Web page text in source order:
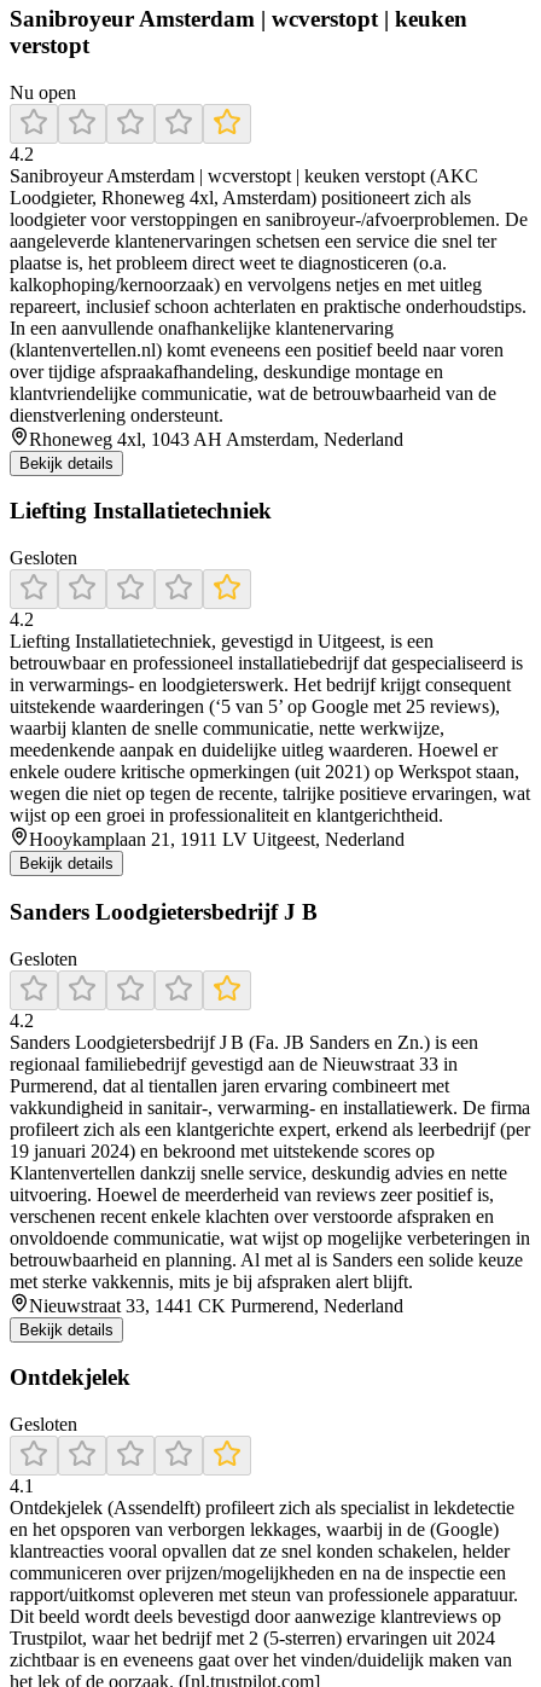
Sanibroyeur Amsterdam | wcverstopt | keuken
verstopt
Nu open
4.2
Sanibroyeur Amsterdam | wcverstopt | keuken verstopt (AKC
Loodgieter, Rhoneweg 4xl, Amsterdam) positioneert zich als
loodgieter voor verstoppingen en sanibroyeur-/afvoerproblemen. De
aangeleverde klantenervaringen schetsen een service die snel ter
plaatse is, het probleem direct weet te diagnosticeren (o.a.
kalkophoping/kernoorzaak) en vervolgens netjes en met uitleg
repareert, inclusief schoon achterlaten en praktische onderhoudstips.
In een aanvullende onafhankelijke klantenervaring
(klantenvertellen.nl) komt eveneens een positief beeld naar voren
over tijdige afspraakafhandeling, deskundige montage en
klantvriendelijke communicatie, wat de betrouwbaarheid van de
dienstverlening ondersteunt.
Rhoneweg 4xl, 1043 AH Amsterdam, Nederland
Bekijk details
Liefting Installatietechniek
Gesloten
4.2
Liefting Installatietechniek, gevestigd in Uitgeest, is een
betrouwbaar en professioneel installatiebedrijf dat gespecialiseerd is
in verwarmings- en loodgieterswerk. Het bedrijf krijgt consequent
uitstekende waarderingen (‘5 van 5’ op Google met 25 reviews),
waarbij klanten de snelle communicatie, nette werkwijze,
meedenkende aanpak en duidelijke uitleg waarderen. Hoewel er
enkele oudere kritische opmerkingen (uit 2021) op Werkspot staan,
wegen die niet op tegen de recente, talrijke positieve ervaringen, wat
wijst op een groei in professionaliteit en klantgerichtheid.
Hooykamplaan 21, 1911 LV Uitgeest, Nederland
Bekijk details
Sanders Loodgietersbedrijf J B
Gesloten
4.2
Sanders Loodgietersbedrijf J B (Fa. JB Sanders en Zn.) is een
regionaal familiebedrijf gevestigd aan de Nieuwstraat 33 in
Purmerend, dat al tientallen jaren ervaring combineert met
vakkundigheid in sanitair-, verwarming- en installatiewerk. De firma
profileert zich als een klantgerichte expert, erkend als leerbedrijf (per
19 januari 2024) en bekroond met uitstekende scores op
Klantenvertellen dankzij snelle service, deskundig advies en nette
uitvoering. Hoewel de meerderheid van reviews zeer positief is,
verschenen recent enkele klachten over verstoorde afspraken en
onvoldoende communicatie, wat wijst op mogelijke verbeteringen in
betrouwbaarheid en planning. Al met al is Sanders een solide keuze
met sterke vakkennis, mits je bij afspraken alert blijft.
Nieuwstraat 33, 1441 CK Purmerend, Nederland
Bekijk details
Ontdekjelek
Gesloten
4.1
Ontdekjelek (Assendelft) profileert zich als specialist in lekdetectie
en het opsporen van verborgen lekkages, waarbij in de (Google)
klantreacties vooral opvallen dat ze snel konden schakelen, helder
communiceren over prijzen/mogelijkheden en na de inspectie een
rapport/uitkomst opleveren met steun van professionele apparatuur.
Dit beeld wordt deels bevestigd door aanwezige klantreviews op
Trustpilot, waar het bedrijf met 2 (5-sterren) ervaringen uit 2024
zichtbaar is en eveneens gaat over het vinden/duidelijk maken van
het lek of de oorzaak. ([nl.trustpilot.com]